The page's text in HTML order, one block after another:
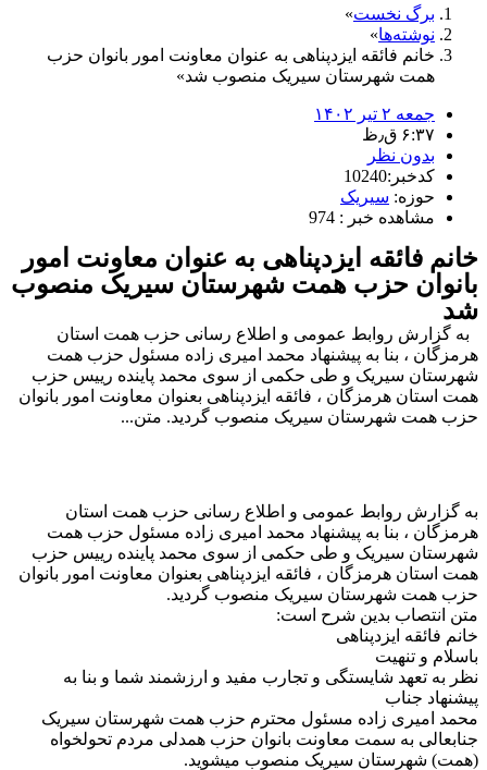
برگ نخست
نوشته‌ها
خانم فائقه ایزدپناهی به عنوان معاونت امور بانوان حزب
همت شهرستان سیریک منصوب شد
جمعه ۲ تیر ۱۴۰۲
۶:۳۷ ق٫ظ
بدون نظر
کدخبر:10240
حوزه: سیریک
مشاهده خبر : 974
خانم فائقه ایزدپناهی به عنوان معاونت امور
بانوان حزب همت شهرستان سیریک منصوب
شد
به گزارش روابط عمومی و اطلاع رسانی حزب همت استان
هرمزگان ، بنا به پیشنهاد محمد امیری زاده مسئول حزب همت
شهرستان سیریک و طی حکمی از سوی محمد پاینده رییس حزب
همت استان هرمزگان ، فائقه ایزدپناهی بعنوان معاونت امور بانوان
حزب همت شهرستان سیریک منصوب گردید. متن...
به گزارش روابط عمومی و اطلاع رسانی حزب همت استان
هرمزگان ، بنا به پیشنهاد محمد امیری زاده مسئول حزب همت
شهرستان سیریک و طی حکمی از سوی محمد پاینده رییس حزب
همت استان هرمزگان ، فائقه ایزدپناهی بعنوان معاونت امور بانوان
حزب همت شهرستان سیریک منصوب گردید.
متن انتصاب بدین شرح است:
خانم فائقه ایزدپناهی
باسلام و تنهیت
نظر به تعهد شایستگی و تجارب مفید و ارزشمند شما و بنا به
پیشنهاد جناب
محمد امیری زاده مسئول محترم حزب همت شهرستان سیریک
جنابعالی به سمت معاونت بانوان حزب همدلی مردم تحولخواه
(همت) شهرستان سیریک منصوب میشوید.